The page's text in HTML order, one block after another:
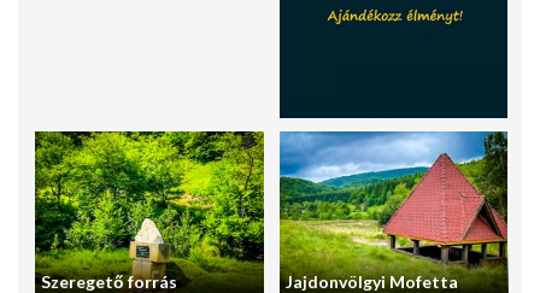
Szeregető forrás Jajdonvölgyi Mofetta